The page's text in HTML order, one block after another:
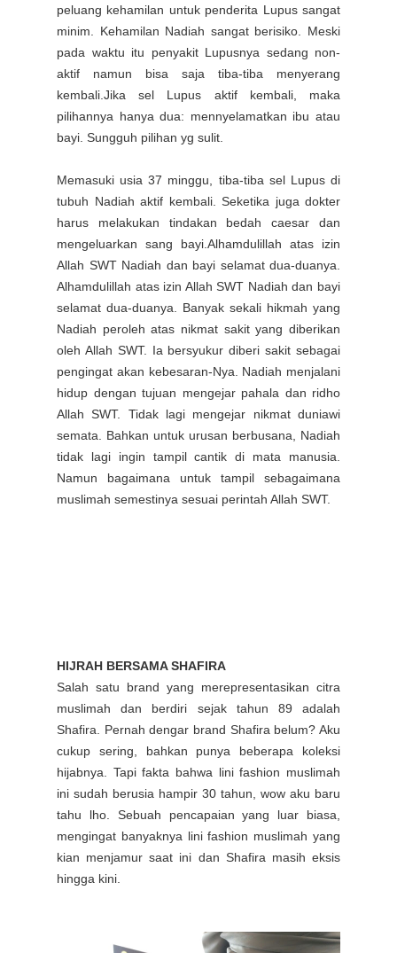
peluang kehamilan untuk penderita Lupus sangat
minim. Kehamilan Nadiah sangat berisiko. Meski
pada waktu itu penyakit Lupusnya sedang non-
aktif namun bisa saja tiba-tiba menyerang
kembali.Jika sel Lupus aktif kembali, maka
pilihannya hanya dua: mennyelamatkan ibu atau
bayi. Sungguh pilihan yg sulit.
Memasuki usia 37 minggu, tiba-tiba sel Lupus di
tubuh Nadiah aktif kembali. Seketika juga dokter
harus melakukan tindakan bedah caesar dan
mengeluarkan sang bayi.Alhamdulillah atas izin
Allah SWT Nadiah dan bayi selamat dua-duanya.
Alhamdulillah atas izin Allah SWT Nadiah dan bayi
selamat dua-duanya. Banyak sekali hikmah yang
Nadiah peroleh atas nikmat sakit yang diberikan
oleh Allah SWT. Ia bersyukur diberi sakit sebagai
pengingat akan kebesaran-Nya. Nadiah menjalani
hidup dengan tujuan mengejar pahala dan ridho
Allah SWT. Tidak lagi mengejar nikmat duniawi
semata. Bahkan untuk urusan berbusana, Nadiah
tidak lagi ingin tampil cantik di mata manusia.
Namun bagaimana untuk tampil sebagaimana
muslimah semestinya sesuai perintah Allah SWT.
HIJRAH BERSAMA SHAFIRA
Salah satu brand yang merepresentasikan citra
muslimah dan berdiri sejak tahun 89 adalah
Shafira. Pernah dengar brand Shafira belum? Aku
cukup sering, bahkan punya beberapa koleksi
hijabnya. Tapi fakta bahwa lini fashion muslimah
ini sudah berusia hampir 30 tahun, wow aku baru
tahu lho. Sebuah pencapaian yang luar biasa,
mengingat banyaknya lini fashion muslimah yang
kian menjamur saat ini dan Shafira masih eksis
hingga kini.